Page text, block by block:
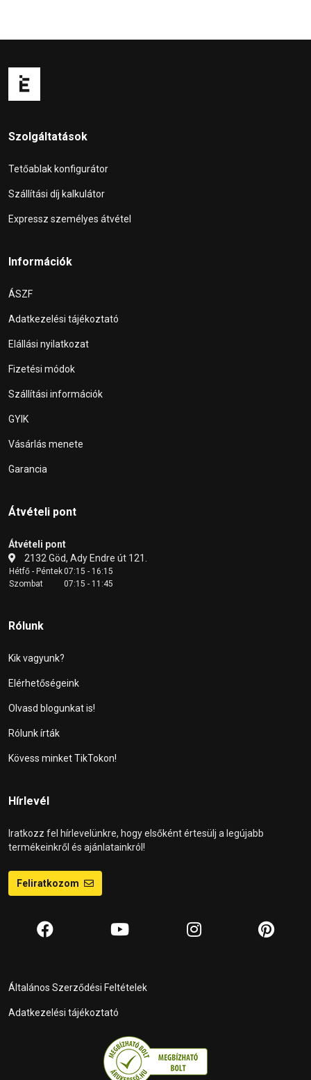
Szolgáltatások
Tetőablak konfigurátor
Szállítási díj kalkulátor
Expressz személyes átvétel
Információk
ÁSZF
Adatkezelési tájékoztató
Elállási nyilatkozat
Fizetési módok
Szállítási információk
GYIK
Vásárlás menete
Garancia
Átvételi pont
Átvételi pont
2132 Göd, Ady Endre út 121.
Hétfő - Péntek07:15 - 16:15
Szombat
07:15 - 11:45
Rólunk
Kik vagyunk?
Elérhetőségeink
Olvasd blogunkat is!
Rólunk írták
Kövess minket TikTokon!
Hírlevél
Iratkozz fel hírlevelünkre, hogy elsőként értesülj a legújabb
termékeinkről és ajánlatainkról!
Feliratkozom
Általános Szerződési Feltételek
Adatkezelési tájékoztató